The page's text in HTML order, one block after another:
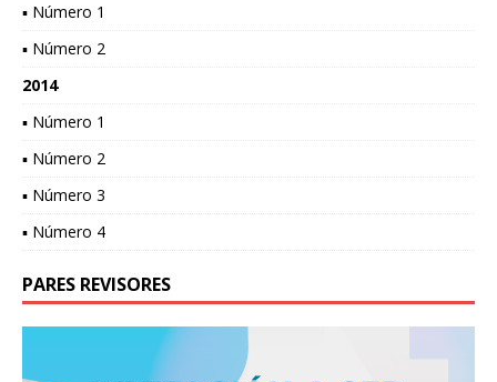
▪ Número 1
▪ Número 2
2014
▪ Número 1
▪ Número 2
▪ Número 3
▪ Número 4
PARES REVISORES